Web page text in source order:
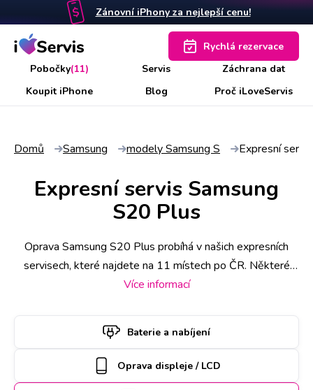
Zánovní iPhony za nejlepší cenu!
Pobočky(11) Servis
Záchrana dat
Koupit iPhone
Blog Proč iLoveServis
Rychlá rezervace
Domů Samsung modely Samsung S Expresní
Expresní servis Samsung
S20 Plus
Oprava Samsung S20 Plus probíhá v našich expresních
servisech, které najdete na 11 místech po ČR. Některé
úkony stihneme už do 30 minut, náročnější však zaberou i
si termín a hodinu online. Samsung S20 Plus k opravě si u
vás také může vyzvednout náš kurýr, který vám ho poté
zaveze zpět. Kvalitu práce podtrhujeme doživotní zárukou a
za díly ručíme nadstandardně 2 roky.
Více informací
Baterie a nabíjení
Oprava displeje / LCD